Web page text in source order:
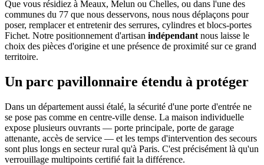
Que vous résidiez à Meaux, Melun ou Chelles, ou dans l'une des
communes du 77 que nous desservons, nous nous déplaçons pour
poser, remplacer et entretenir des serrures, cylindres et blocs-portes
Fichet. Notre positionnement d'artisan indépendant nous laisse le
choix des pièces d'origine et une présence de proximité sur ce grand
territoire.
Un parc pavillonnaire étendu à protéger
Dans un département aussi étalé, la sécurité d'une porte d'entrée ne
se pose pas comme en centre-ville dense. La maison individuelle
expose plusieurs ouvrants — porte principale, porte de garage
attenante, accès de service — et les temps d'intervention des secours
sont plus longs en secteur rural qu'à Paris. C'est précisément là qu'un
verrouillage multipoints certifié fait la différence.